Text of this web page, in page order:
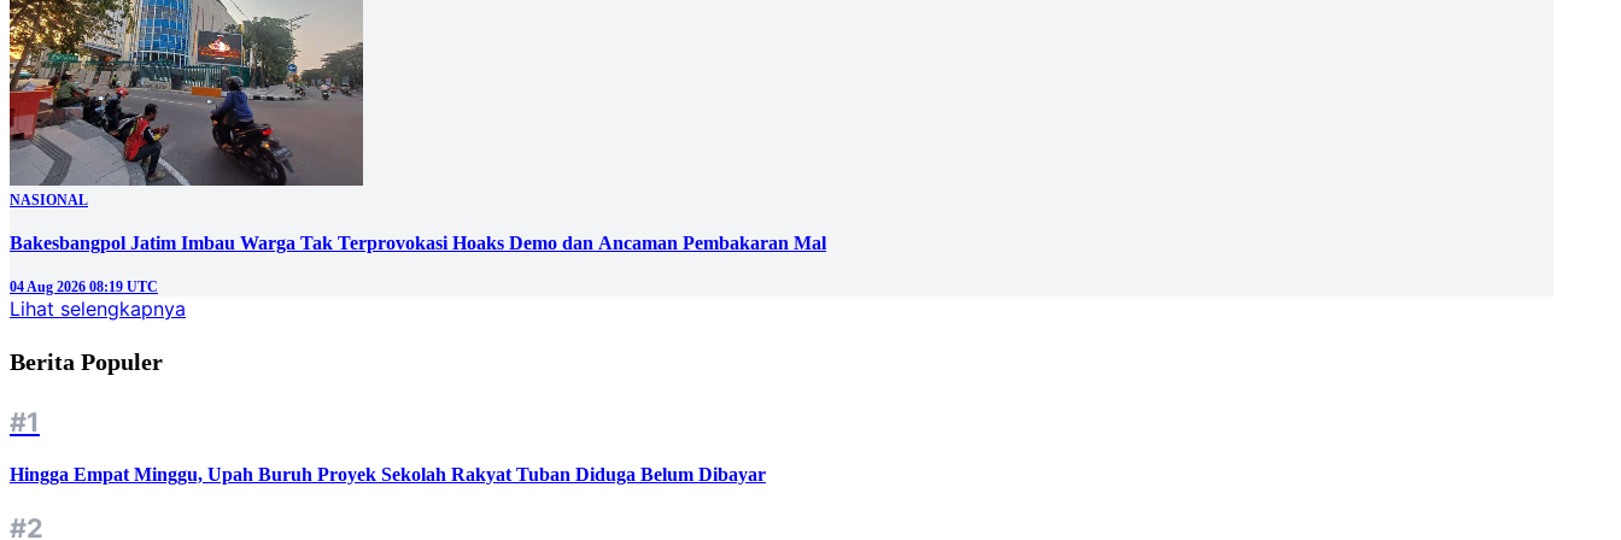
NASIONAL
Bakesbangpol Jatim Imbau Warga Tak Terprovokasi Hoaks Demo dan Ancaman Pembakaran Mal
04 Aug 2026 08:19 UTC
Lihat selengkapnya
Berita Populer
#1
Hingga Empat Minggu, Upah Buruh Proyek Sekolah Rakyat Tuban Diduga Belum Dibayar
#2